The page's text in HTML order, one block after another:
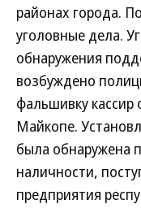
районах города.
уголовные дела.
обнаружения
возбуждено
фальшивку кассир
Майкопе.
была обнаружена
наличности,
предприятия